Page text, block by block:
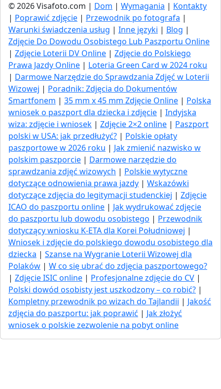
© 2026 Visafoto.com | Dom | Wymagania | Kontakty
| Poprawić zdjęcie | Przewodnik po fotografa |
Warunki świadczenia usług | Inne języki | Blog |
Zdjęcie Do Dowodu Osobistego Lub Paszportu Online
| Zdjęcie Loterii DV Online | Zdjęcie do Polskiego
Prawa Jazdy Online | Loteria Green Card w 2024 roku
| Darmowe Narzędzie do Sprawdzania Zdjęć w Loterii
Wizowej | Poradnik: Zdjęcia do Dokumentów
Smartfonem | 35 mm x 45 mm Zdjęcie Online | Polska
wniosek o paszport dla dziecka i zdjęcie | Indyjska
wiza: zdjęcie i wniosek | Zdjęcie 2×2 online | Paszport
polski w USA: jak przedłużyć​? | Polskie opłaty
paszportowe w 2026 roku | Jak zmienić nazwisko w
polskim paszporcie | Darmowe narzędzie do
sprawdzania zdjęć wizowych | Polskie wytyczne
dotyczące odnowienia prawa jazdy | Wskazówki
dotyczące zdjęcia do legitymacji studenckiej | Zdjęcie
ICAO do paszportu online | Jak wydrukować zdjęcie
do paszportu lub dowodu osobistego | Przewodnik
dotyczący wniosku K-ETA dla Korei Południowej |
Wniosek i zdjęcie do polskiego dowodu osobistego dla
dziecka | Szanse na Wygranie Loterii Wizowej dla
Polaków | W co się ubrać do zdjęcia paszportowego?
| Zdjęcie ISIC online | Profesjonalne zdjęcie do CV |
Polski dowód osobisty jest uszkodzony – co robić? |
Kompletny przewodnik po wizach do Tajlandii | Jakość
zdjęcia do paszportu: jak poprawić | Jak złożyć
wniosek o polskie zezwolenie na pobyt online